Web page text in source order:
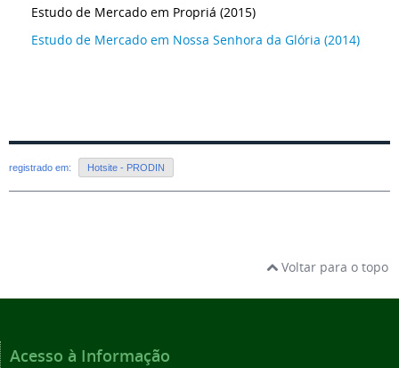
Estudo de Mercado em Propriá (2015)
Estudo de Mercado em Nossa Senhora da Glória (2014)
registrado em: Hotsite - PRODIN
Voltar para o topo
Acesso à Informação